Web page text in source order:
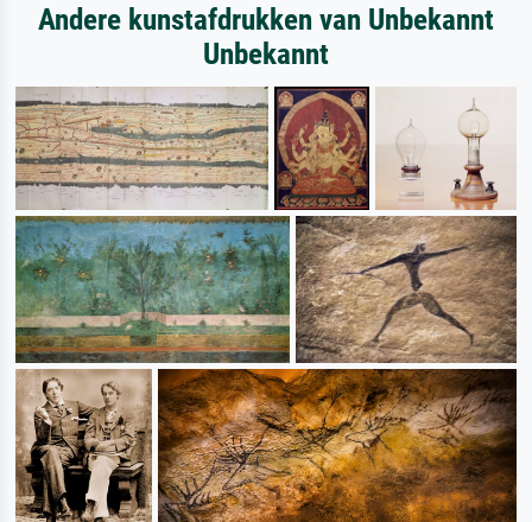
Andere kunstafdrukken van Unbekannt
Unbekannt